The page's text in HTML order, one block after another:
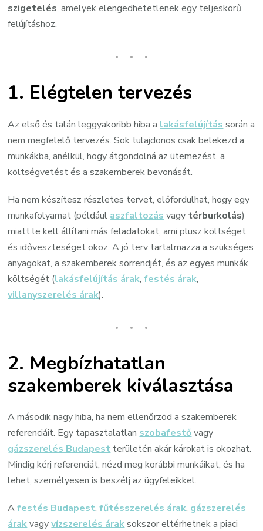
szigetelés, amelyek elengedhetetlenek egy teljeskörű
felújításhoz.
1. Elégtelen tervezés
Az első és talán leggyakoribb hiba a lakásfelújítás során a
nem megfelelő tervezés. Sok tulajdonos csak belekezd a
munkákba, anélkül, hogy átgondolná az ütemezést, a
költségvetést és a szakemberek bevonását.
Ha nem készítesz részletes tervet, előfordulhat, hogy egy
munkafolyamat (például aszfaltozás vagy térburkolás)
miatt le kell állítani más feladatokat, ami plusz költséget
és időveszteséget okoz. A jó terv tartalmazza a szükséges
anyagokat, a szakemberek sorrendjét, és az egyes munkák
költségét (lakásfelújítás árak,festés árak,
villanyszerelés árak).
2. Megbízhatatlan
szakemberek kiválasztása
A második nagy hiba, ha nem ellenőrzöd a szakemberek
referenciáit. Egy tapasztalatlan szobafestővagy
gázszerelés Budapest területén akár károkat is okozhat.
Mindig kérj referenciát, nézd meg korábbi munkáikat, és ha
lehet, személyesen is beszélj az ügyfeleikkel.
Afestés Budapest,fűtésszerelés árak, gázszerelés
árakvagyvízszerelés áraksokszor eltérhetnek a piaci